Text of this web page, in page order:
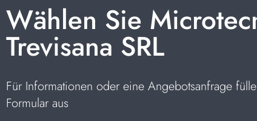
Wählen Sie
Trevisana SRL
Für Informationen oder eine Angebotsanfrage
Formular aus